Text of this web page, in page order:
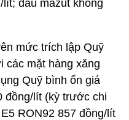
dầu mazut không
mức trích lập Quỹ
các mặt hàng xăng
Quỹ bình ổn giá
đồng/lít (kỳ trước chi
RON92 857 đồng/lít